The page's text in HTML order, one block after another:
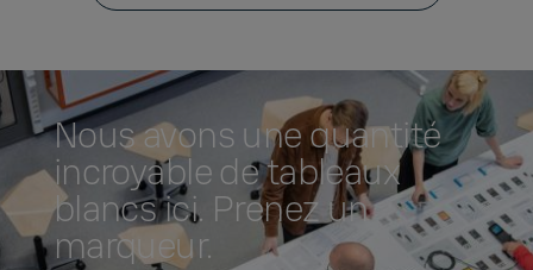
Nous avons une quantité
incroyable de tableaux
blancs ici. Prenez un
marqueur.